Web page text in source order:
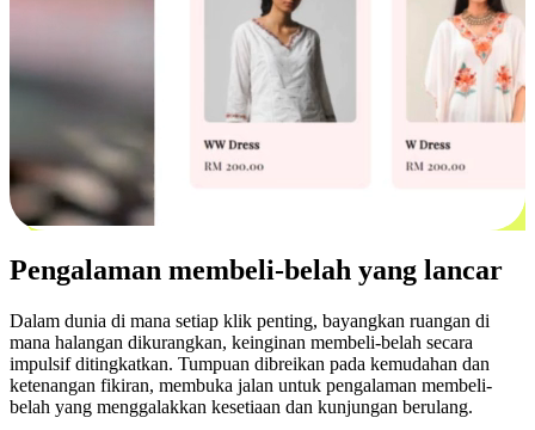
Pengalaman membeli-belah yang lancar
Dalam dunia di mana setiap klik penting, bayangkan ruangan di
mana halangan dikurangkan, keinginan membeli-belah secara
impulsif ditingkatkan. Tumpuan dibreikan pada kemudahan dan
ketenangan fikiran, membuka jalan untuk pengalaman membeli-
belah yang menggalakkan kesetiaan dan kunjungan berulang.